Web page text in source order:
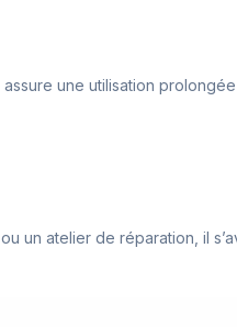
une utilisation
un atelier de réparation, il